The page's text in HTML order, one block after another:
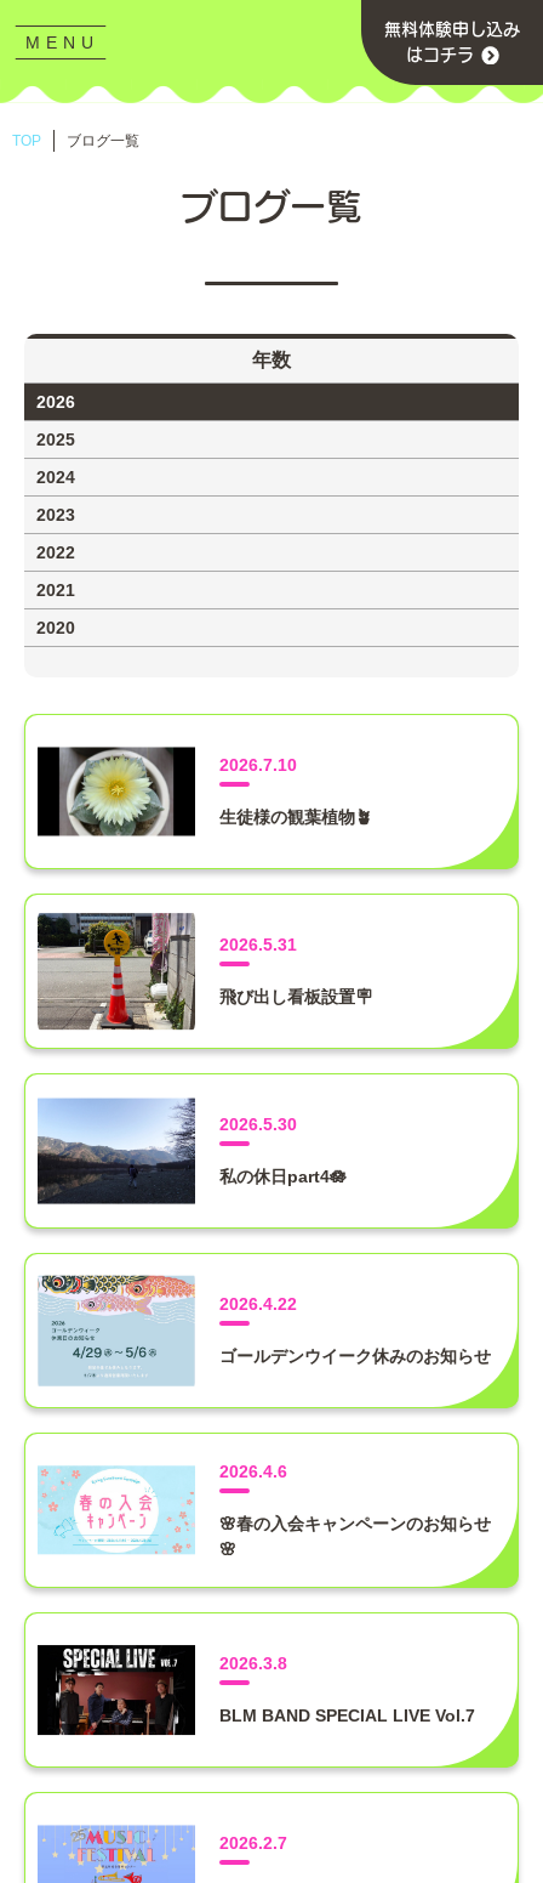
MENU
無料体験申し込み
はコチラ
TOP ブログ一覧
ブログ一覧
年数
2026
2025
2024
2023
2022
2021
2020
2026.7.10
生徒様の観葉植物🪴
2026.5.31
飛び出し看板設置🪧
2026.5.30
私の休日part4🪷
2026.4.22
ゴールデンウイーク休みのお知らせ
2026.4.6
🌸春の入会キャンペーンのお知らせ
🌸
2026.3.8
BLM BAND SPECIAL LIVE Vol.7
2026.2.7